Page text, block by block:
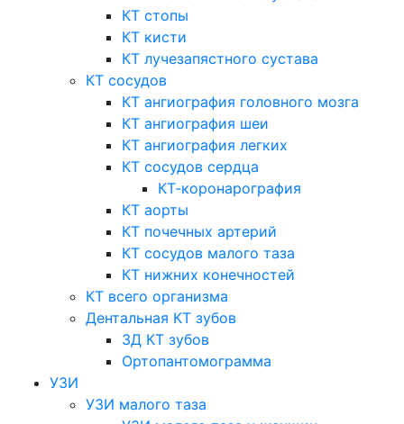
КТ стопы
КТ кисти
КТ лучезапястного сустава
КТ сосудов
КТ ангиография головного мозга
КТ ангиография шеи
КТ ангиография легких
КТ сосудов сердца
КТ-коронарография
КТ аорты
КТ почечных артерий
КТ сосудов малого таза
КТ нижних конечностей
КТ всего организма
Дентальная КТ зубов
3Д КТ зубов
Ортопантомограмма
УЗИ
УЗИ малого таза